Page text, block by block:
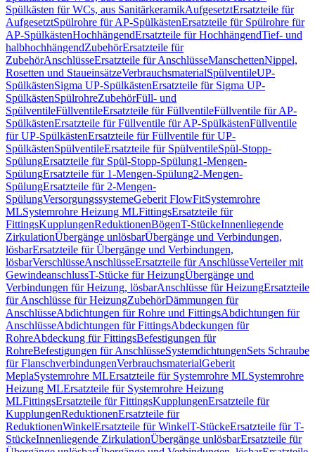
Spülkästen für WCs, aus SanitärkeramikAufgesetztErsatzteile für
AufgesetztSpülrohre für AP-SpülkästenErsatzteile für Spülrohre für
AP-SpülkästenHochhängendErsatzteile für HochhängendTief- und
halbhochhängendZubehörErsatzteile für
ZubehörAnschlüsseErsatzteile für AnschlüsseManschettenNippel,
Rosetten und StaueinsätzeVerbrauchsmaterialSpülventileUP-
SpülkästenSigma UP-SpülkästenErsatzteile für Sigma UP-
SpülkästenSpülrohreZubehörFüll- und
SpülventileFüllventileErsatzteile für FüllventileFüllventile für AP-
SpülkästenErsatzteile für Füllventile für AP-SpülkästenFüllventile
für UP-SpülkästenErsatzteile für Füllventile für UP-
SpülkästenSpülventileErsatzteile für SpülventileSpül-Stopp-
SpülungErsatzteile für Spül-Stopp-Spülung1-Mengen-
SpülungErsatzteile für 1-Mengen-Spülung2-Mengen-
SpülungErsatzteile für 2-Mengen-
SpülungVersorgungssystemeGeberit FlowFitSystemrohre
MLSystemrohre Heizung MLFittingsErsatzteile für
FittingsKupplungenReduktionenBögenT-StückeInnenliegende
ZirkulationÜbergänge unlösbarÜbergänge und Verbindungen,
lösbarErsatzteile für Übergänge und Verbindungen,
lösbarVerschlüsseAnschlüsseErsatzteile für AnschlüsseVerteiler mit
GewindeanschlussT-Stücke für HeizungÜbergänge und
Verbindungen für Heizung, lösbarAnschlüsse für HeizungErsatzteile
für Anschlüsse für HeizungZubehörDämmungen für
AnschlüsseAbdichtungen für Rohre und FittingsAbdichtungen für
AnschlüsseAbdichtungen für FittingsAbdeckungen für
RohreAbdeckung für FittingsBefestigungen für
RohreBefestigungen für AnschlüsseSystemdichtungenSets Schraube
für FlanschverbindungenVerbrauchsmaterialGeberit
MeplaSystemrohre MLErsatzteile für Systemrohre MLSystemrohre
Heizung MLErsatzteile für Systemrohre Heizung
MLFittingsErsatzteile für FittingsKupplungenErsatzteile für
KupplungenReduktionenErsatzteile für
ReduktionenWinkelErsatzteile für WinkelT-StückeErsatzteile für T-
StückeInnenliegende ZirkulationÜbergänge unlösbarErsatzteile für